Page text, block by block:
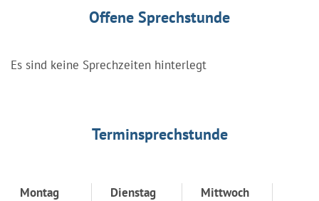
Offene Sprechstunde
Es sind keine Sprechzeiten hinterlegt
Terminsprechstunde
Montag
Dienstag
Mittwoch